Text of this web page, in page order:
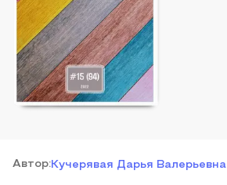
Автор:Кучерявая Дарья Валерьевна